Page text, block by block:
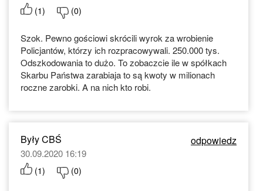
(1) (0)
Szok. Pewno gościowi skrócili wyrok za wrobienie
Policjantów, którzy ich rozpracowywali. 250.000 tys.
Odszkodowania to dużo. To zobaczcie ile w spółkach
Skarbu Państwa zarabiaja to są kwoty w milionach
roczne zarobki. A na nich kto robi.
Były CBŚ odpowiedz
30.09.2020 16:19
(1) (0)